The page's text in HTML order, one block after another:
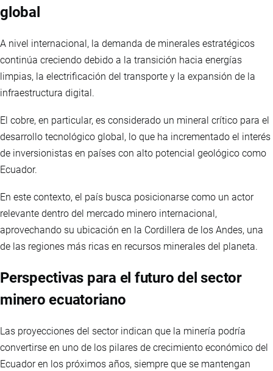
global
A nivel internacional, la demanda de minerales estratégicos
continúa creciendo debido a la transición hacia energías
limpias, la electrificación del transporte y la expansión de la
infraestructura digital.
El cobre, en particular, es considerado un mineral crítico para el
desarrollo tecnológico global, lo que ha incrementado el interés
de inversionistas en países con alto potencial geológico como
Ecuador.
En este contexto, el país busca posicionarse como un actor
relevante dentro del mercado minero internacional,
aprovechando su ubicación en la Cordillera de los Andes, una
de las regiones más ricas en recursos minerales del planeta.
Perspectivas para el futuro del sector
minero ecuatoriano
Las proyecciones del sector indican que la minería podría
convertirse en uno de los pilares de crecimiento económico del
Ecuador en los próximos años, siempre que se mantengan